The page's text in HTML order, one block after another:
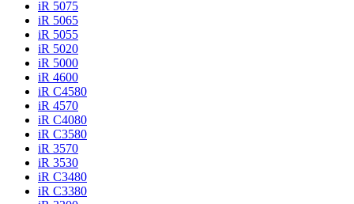
iR 5075
iR 5065
iR 5055
iR 5020
iR 5000
iR 4600
iR C4580
iR 4570
iR C4080
iR C3580
iR 3570
iR 3530
iR C3480
iR C3380